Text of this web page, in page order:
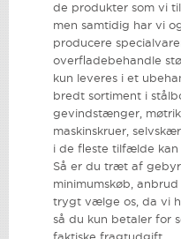
de produkter som vi
men samtidig har vi
producere
overfladebehandle
kun leveres i et
bredt sortiment i
gevindstænger,
maskinskruer,
i de fleste tilfælde kan
Så er du træt af
minimumskøb,
trygt vælge os, da vi
så du kun betaler for